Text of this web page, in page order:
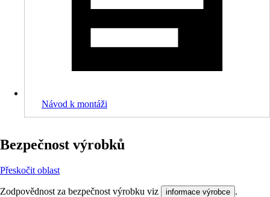
Návod k montáži
Bezpečnost výrobků
Přeskočit oblast
Zodpovědnost za bezpečnost výrobku viz informace výrobce .